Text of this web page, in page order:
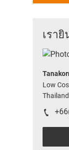
เรา
Low
Thailand